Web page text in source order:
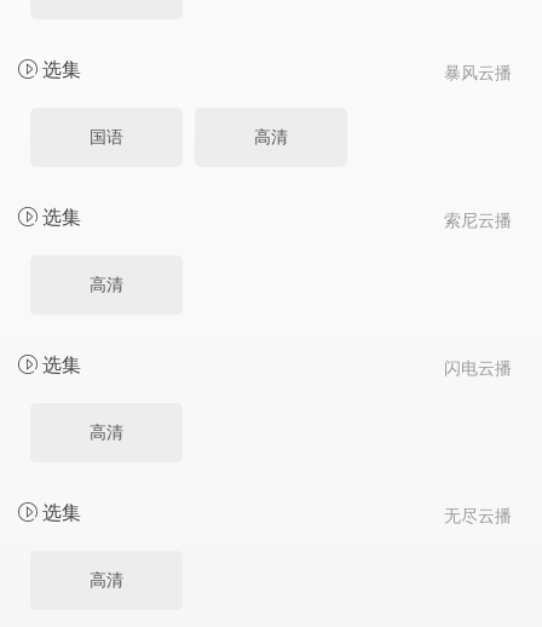
暴风云播
选集
国语 高清
索尼云播
选集
高清
闪电云播
选集
高清
无尽云播
选集
高清